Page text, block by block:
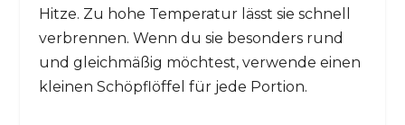
Hitze. Zu hohe Temperatur lässt sie schnell
verbrennen. Wenn du sie besonders rund
und gleichmäßig möchtest, verwende einen
kleinen Schöpflöffel für jede Portion.